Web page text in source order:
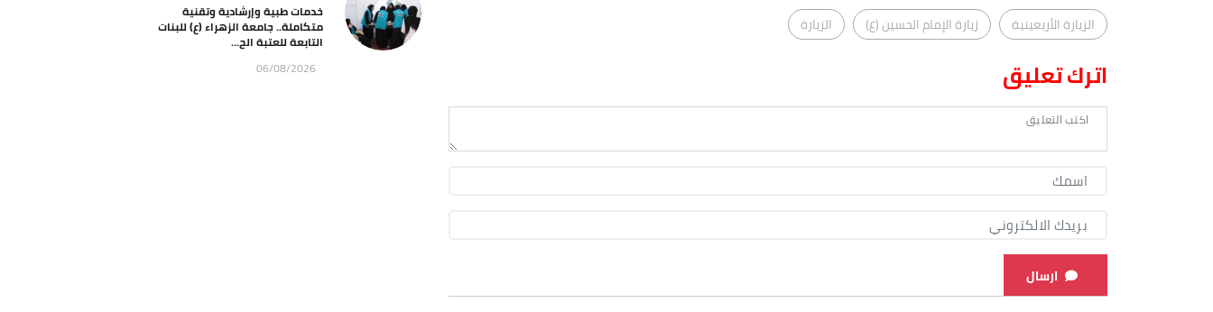
الزيارة الأربعينية
زيارة الإمام الحسين (ع) الزيارة
اترك تعليق
ارسال
خدمات طبية وإرشادية وتقنية
متكاملة.. جامعة الزهراء (ع) للبنات
التابعة للعتبة الح...
06/08/2026